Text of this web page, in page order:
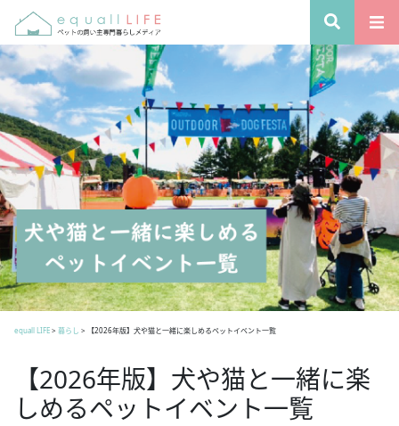
equall LIFE> 暮らし > 【2026年版】犬や猫と一緒に楽しめるペットイベント一覧
【2026年版】犬や猫と一緒に楽
しめるペットイベント一覧